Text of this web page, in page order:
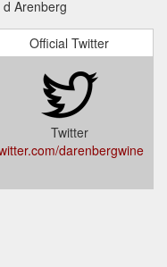
d Arenberg
Official Twitter
Twitter
darenbergwine